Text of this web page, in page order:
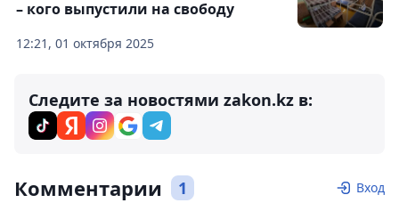
12:21, 01 октября 2025
– кого выпустили на свободу
Следите за новостями zakon.kz в:
Комментарии 1 Вход